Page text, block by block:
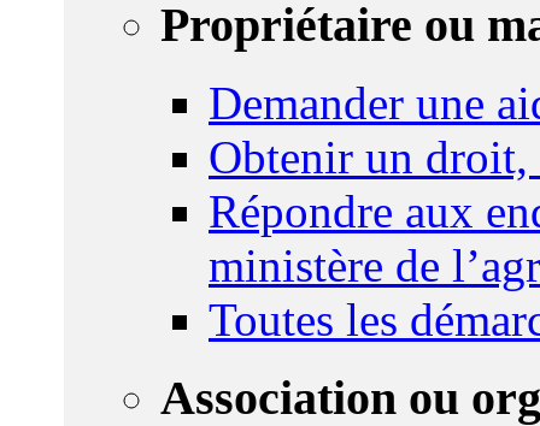
Propriétaire ou
Demander une
Obtenir un droit,
Répondre aux
ministère de
Toutes les
Association ou